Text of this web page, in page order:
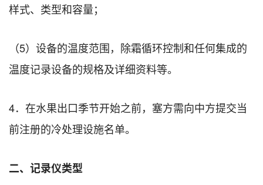
样式、类型和容量；
（5）设备的温度范围，除霜循环控制和任何集成的
温度记录设备的规格及详细资料等。
4．在水果出口季节开始之前，塞方需向中方提交当
前注册的冷处理设施名单。
二、记录仪类型